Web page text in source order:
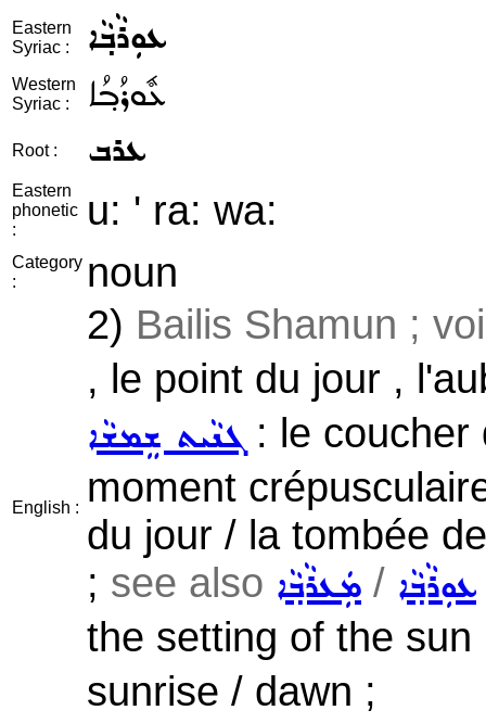
Eastern
Syriac :
ܥܘܼܪܵܒ݂ܵܐ
Western
Syriac :
ܥܽܘܪܳܒ݂ܳܐ
Root : ܥܪܒ
Eastern
phonetic
:
u: ' ra: wa:
Category
:
noun
English :
2) Bailis Shamun ;
, le point du jour ,
ܓܢܵܝܬ ܫܸܡܫܵܐ : le coucher
moment
du jour / la tombée
; see also ܡܲܥܪܵܒ݂ܵܐ / ܥܘܼܪܵܒ݂ܵܐ
the setting of the
sunrise / dawn ;